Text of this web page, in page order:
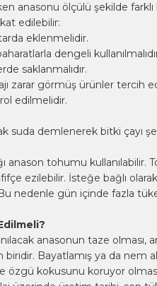
anasonu ölçülü şekilde
edilebilir:
eklenmelidir.
dengeli
saklanmalıdır.
zarar görmüş ürünler tercih
edilmelidir.
suda demlenerek bitki çayı
anason tohumu
ezilebilir. İsteğe bağlı olarak
nedenle gün içinde fazla
anasonun taze
Bayatlamış ya da nem
özgü kokusunu koruyor